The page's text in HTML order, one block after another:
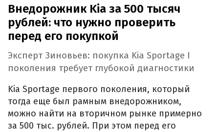
Внедорожник Kia за 500 тысяч
рублей: что нужно проверить
перед его покупкой
Эксперт Зиновьев: покупка Kia Sportage I
поколения требует глубокой диагностики
Kia Sportage первого поколения, который
тогда еще был рамным внедорожником,
можно найти на вторичном рынке примерно
за 500 тыс. рублей. При этом перед его